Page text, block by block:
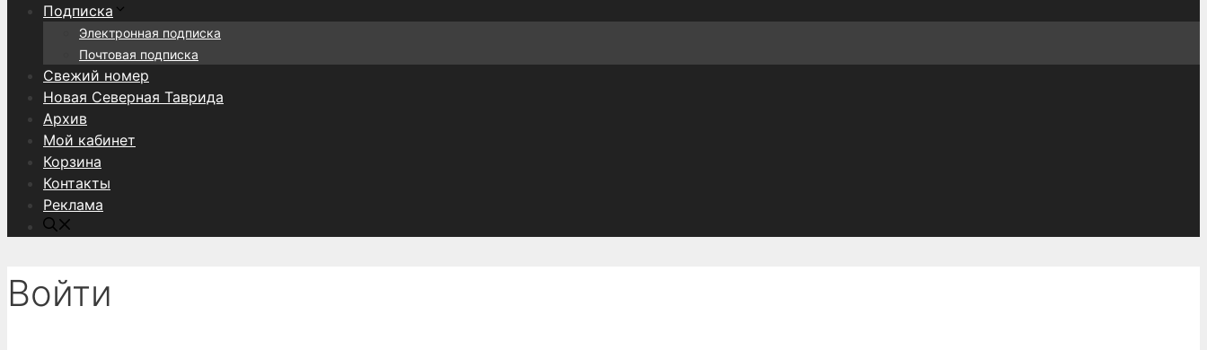
Подписка
Электронная подписка
Почтовая подписка
Свежий номер
Новая Северная Таврида
Архив
Мой кабинет
Корзина
Контакты
Реклама
Войти